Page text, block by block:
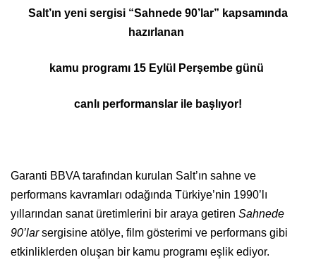
Salt’ın yeni sergisi “Sahnede 90’lar” kapsamında
hazırlanan
kamu programı 15 Eylül Perşembe günü
canlı performanslar ile başlıyor!
Garanti BBVA tarafından kurulan Salt’ın sahne ve
performans kavramları odağında Türkiye’nin 1990’lı
yıllarından sanat üretimlerini bir araya getirenSahnede
90’larsergisine atölye, film gösterimi ve performans gibi
etkinliklerden oluşan bir kamu programı eşlik ediyor.